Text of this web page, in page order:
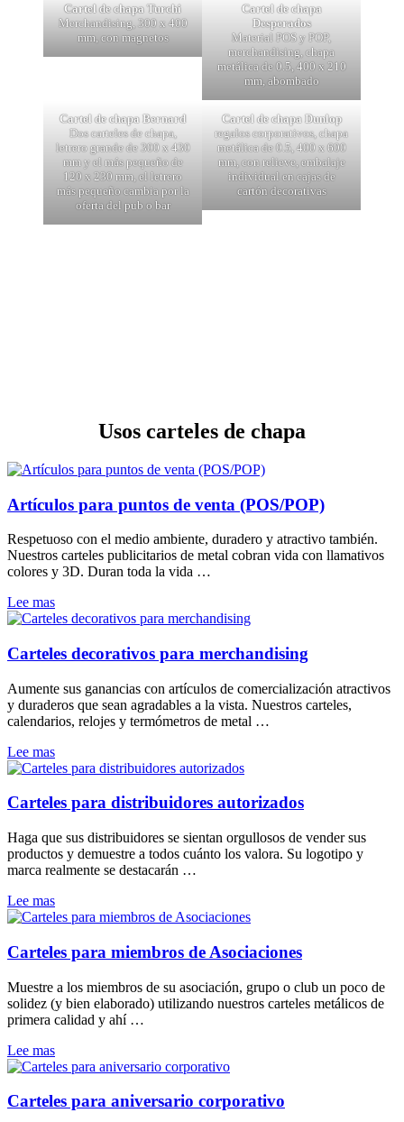
Cartel de chapa Turchi
Merchandising, 300 x 400
mm, con magnetos
Cartel de chapa
Desperados
Material POS y POP,
merchandising, chapa
metálica de 0.5, 400 x 210
mm, abombado
Cartel de chapa Bernard
Dos carteles de chapa,
letrero grande de 300 x 430
mm y el más pequeño de
120 x 230 mm, el letrero
más pequeño cambia por la
oferta del pub o bar
Cartel de chapa Dunlop
regalos corporativos, chapa
metálica de 0.5, 400 x 600
mm, con relieve, embalaje
individual en cajas de
cartón decorativas
Usos carteles de chapa
Artículos para puntos de venta (POS/POP)
Respetuoso con el medio ambiente, duradero y atractivo también.
Nuestros carteles publicitarios de metal cobran vida con llamativos
colores y 3D. Duran toda la vida …
Lee mas
Carteles decorativos para merchandising
Aumente sus ganancias con artículos de comercialización atractivos
y duraderos que sean agradables a la vista. Nuestros carteles,
calendarios, relojes y termómetros de metal …
Lee mas
Carteles para distribuidores autorizados
Haga que sus distribuidores se sientan orgullosos de vender sus
productos y demuestre a todos cuánto los valora. Su logotipo y
marca realmente se destacarán …
Lee mas
Carteles para miembros de Asociaciones
Muestre a los miembros de su asociación, grupo o club un poco de
solidez (y bien elaborado) utilizando nuestros carteles metálicos de
primera calidad y ahí …
Lee mas
Carteles para aniversario corporativo